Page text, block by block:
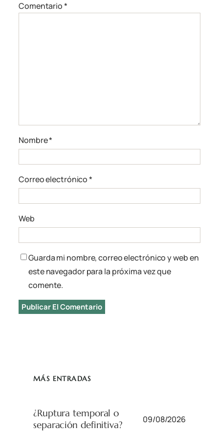
Comentario*
Nombre*
Correo electrónico*
Web
Guarda mi nombre, correo electrónico y web en
este navegador para la próxima vez que
comente.
MÁS ENTRADAS
¿Ruptura temporal o
separación definitiva?
09/08/2026